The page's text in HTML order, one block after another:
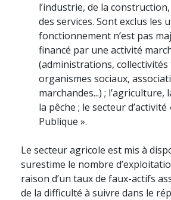
l’industrie, de la
des services. Sont exclus les
fonctionnement n’est pas
financé par une activité
(administrations,
organismes sociaux,
marchandes...) ;
la pêche ; le secteur
Publique ».
Le secteur agricole est mis à
surestime le nombre
raison d’un taux de faux-actifs
de la difficulté à suivre dans le